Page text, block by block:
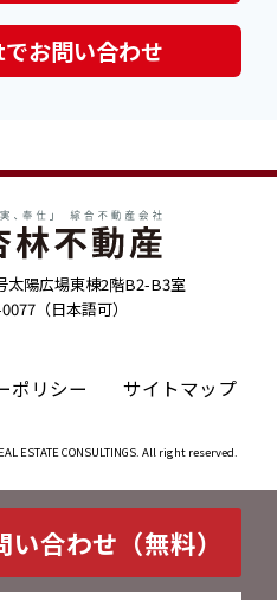
合わせ（無料）
お問い合わせ
太陽広場東棟2階B2-B3室
（日本語可）
ポリシー サイトマップ
ESTATE CONSULTINGS. All right reserved.